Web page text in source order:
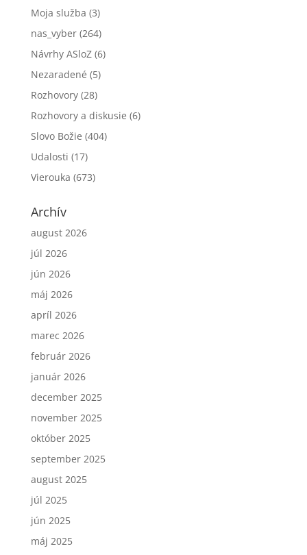
Moja služba (3)
nas_vyber(264)
Návrhy ASloZ(6)
Nezaradené (5)
Rozhovory(28)
Rozhovory a diskusie (6)
Slovo Božie (404)
Udalosti (17)
Vierouka (673)
Archív
august 2026
júl 2026
jún 2026
máj 2026
apríl 2026
marec 2026
február 2026
január 2026
december 2025
november 2025
október 2025
september 2025
august 2025
júl 2025
jún 2025
máj 2025